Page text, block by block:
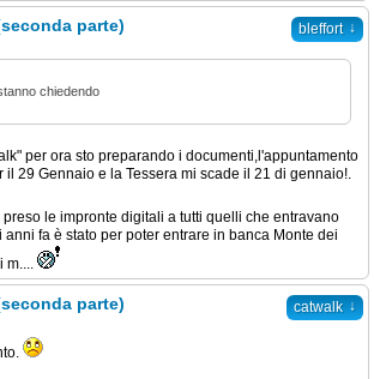
bleffort ↓
parte)
chiedendo
per ora sto preparando i documenti,l'appuntamento
il 29 Gennaio e la Tessera mi scade il 21 di gennaio!.
le impronte digitali a tutti quelli che entravano
fa è stato per poter entrare in banca Monte dei
m....
catwalk ↓
parte)